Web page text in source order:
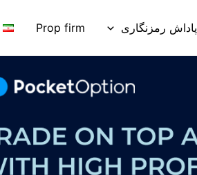
پاداش رمزنگاری Prop firm